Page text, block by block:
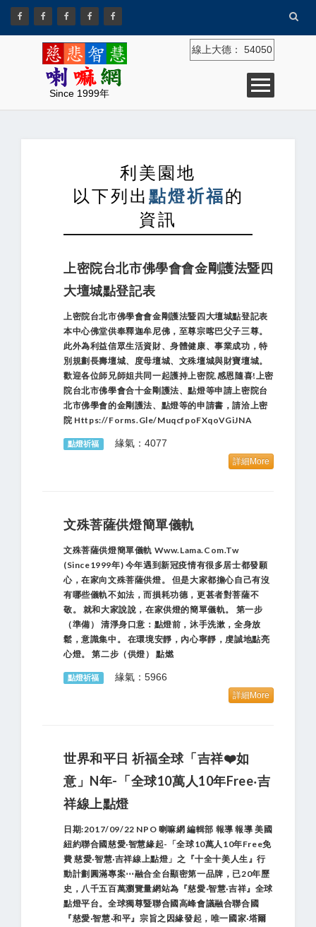
Since 1999年
線上大德： 54050
利美園地
以下列出 點燈祈福的
資訊
上密院台北市佛學會會金剛護法暨四
大壇城點登記表
上密院台北市佛學會會金剛護法暨四大壇城點登記表
本中心佛堂供奉釋迦牟尼佛，至尊宗喀巴父子三尊。
此外為利益信眾生活資財、身體健康、事業成功，特
別規劃長壽壇城、度母壇城、文殊壇城與財寶壇城。
歡迎各位師兄師姐共同一起護持上密院,感恩隨喜!上密
院台北市佛學會合十金剛護法、點燈等申請上密院台
北市佛學會的金剛護法、點燈等的申請書，請洽上密
院 Https://forms.gle/MuqcfpoFXqoVGiJNA
點燈祈福 緣氣：4077
詳細More
文殊菩薩供燈簡單儀軌
文殊菩薩供燈簡單儀軌 Www.lama.com.tw
(Since1999年) 今年遇到新冠疫情有很多居士都發願
心，在家向文殊菩薩供燈。 但是大家都擔心自己有沒
有哪些儀軌不如法，而損耗功德，更甚者對菩薩不
敬。 就和大家說說，在家供燈的簡單儀軌。 第一步
（準備） 清淨身口意：點燈前，沐手洗漱，全身放
鬆，意識集中。 在環境安靜，內心寧靜，虔誠地點亮
心燈。 第二步（供燈） 點燃
點燈祈福 緣氣：5966
詳細More
世界和平日 祈福全球「吉祥❤️如
意」N年-「全球10萬人10年Free‧吉
祥線上點燈
日期:2017/09/22 NPO 喇嘛網 編輯部 報導 報導 美國
紐約聯合國慈愛‧智慧緣起-「全球10萬人10年Free免
費 慈愛‧智慧‧吉祥線上點燈」之『十全十美人生』行
動計劃圓滿專案⋯融合全台顯密第一品牌，已20年歷
史，八千五百萬瀏覽量網站為『慈愛‧智慧‧吉祥』全球
點燈平台。全球獨尊暨聯合國高峰會議融合聯合國
『慈愛‧智慧‧和平』宗旨之因緣發起，唯一國家‧塔爾